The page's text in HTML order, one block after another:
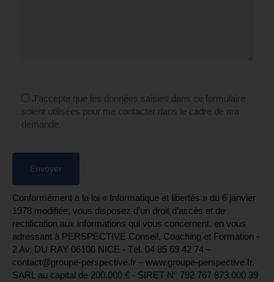
J'accepte que les données saisies dans ce formulaire
soient utilisées pour me contacter dans le cadre de ma
demande.
Conformément à la loi « Informatique et libertés » du 6 janvier
1978 modifiée, vous disposez d’un droit d’accès et de
rectification aux informations qui vous concernent, en vous
adressant à PERSPECTIVE Conseil, Coaching et Formation -
2 Av. DU RAY 06100 NICE - Tél. 04 85 69 42 74⁩ –
contact@groupe-perspective.fr – www.groupe-perspective.fr.
SARL au capital de 200.000 € - SIRET N° 792 767 873 000 39